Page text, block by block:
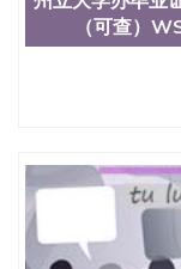
551190476泰
回国证明QQ微
551190476外
德国留学回国
证明QQ微信
外文凭质量QQ
理QQ微信
551190476办
外大学有毕业
格QQ微信
（可查）